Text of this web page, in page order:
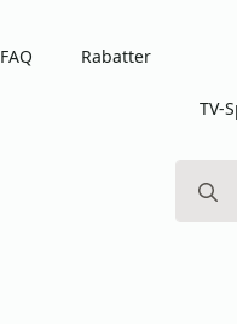
FAQ Rabatter
TV-
for: